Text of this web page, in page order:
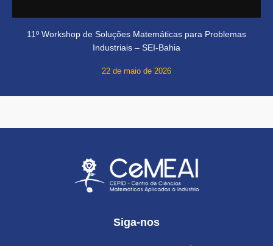
11º Workshop de Soluções Matemáticas para Problemas
Industriais – SEI-Bahia
22 de maio de 2026
Siga-nos